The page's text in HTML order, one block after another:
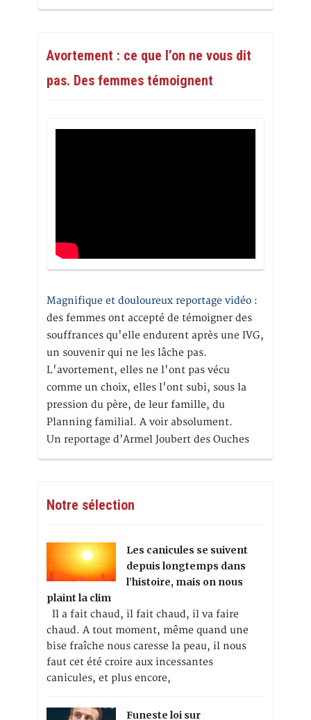
Avortement : ce que l’on ne vous dit
pas. Des femmes témoignent
Magnifique et douloureux reportage vidéo :
des femmes ont accepté de témoigner des
souffrances qu'elle endurent après une IVG,
un souvenir qui ne les lâche pas.
L'avortement, elles ne l'ont pas vécu
comme un choix, elles l'ont subi, sous la
pression du père, de leur famille, du
Planning familial. A voir absolument.
Un reportage d’Armel Joubert des Ouches
Notre sélection
Les canicules se suivent
depuis longtemps dans
l’histoire, mais on nous
plaint la clim
Il a fait chaud, il fait chaud, il va faire
chaud. A tout moment, même quand une
bise fraîche nous caresse la peau, il nous
faut cet été croire aux incessantes
canicules, et plus encore,
Funeste loi sur